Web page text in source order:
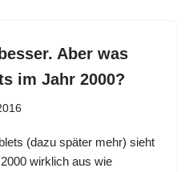
Aber was
im Jahr 2000?
(dazu später mehr) sieht
wirklich aus wie